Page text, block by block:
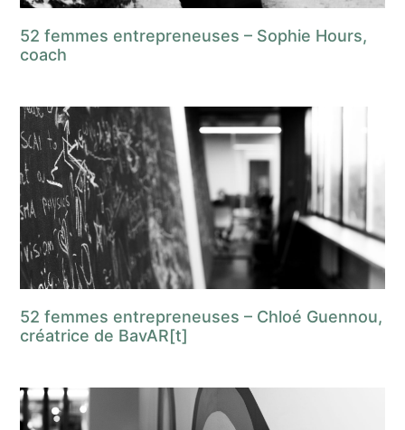
52 femmes entrepreneuses – Sophie Hours,
coach
52 femmes entrepreneuses – Chloé Guennou,
créatrice de BavAR[t]